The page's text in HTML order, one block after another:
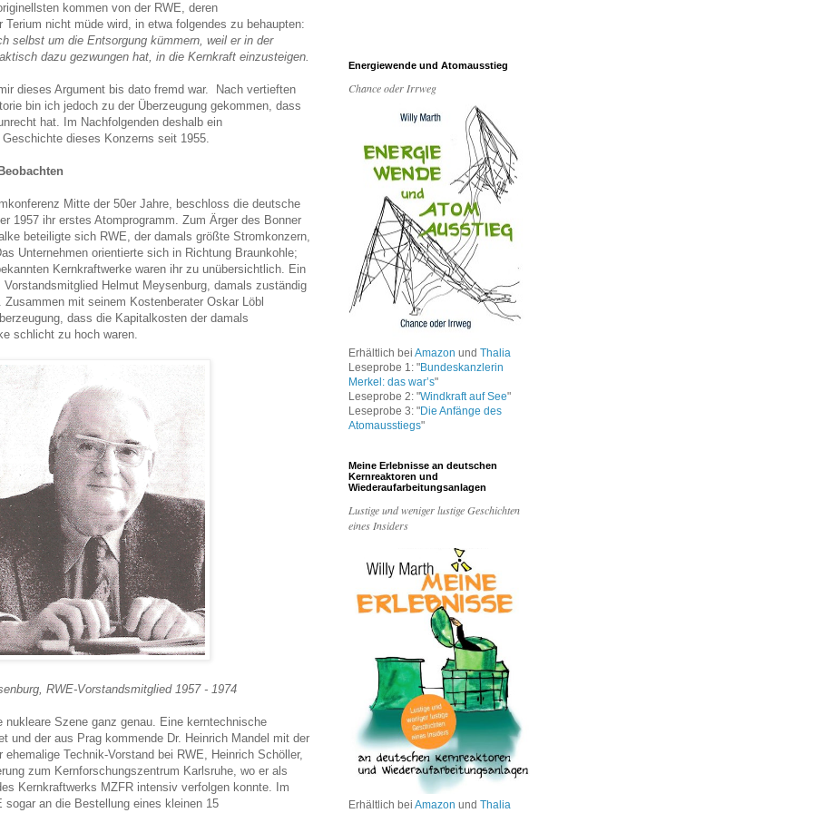
kommen von der RWE, deren
Terium nicht müde wird, in etwa folgendes zu behaupten:
selbst um die Entsorgung kümmern, weil er in der
dazu gezwungen hat, in die Kernkraft einzusteigen.
dieses Argument bis dato fremd war. Nach vertieften
bin ich jedoch zu der Überzeugung gekommen, dass
hat. Im Nachfolgenden deshalb ein
dieses Konzerns seit 1955.
Mitte der 50er Jahre, beschloss die deutsche
1957 ihr erstes Atomprogramm. Zum Ärger des Bonner
beteiligte sich RWE, der damals größte Stromkonzern,
Unternehmen orientierte sich in Richtung Braunkohle;
Kernkraftwerke waren ihr zu unübersichtlich. Ein
Vorstandsmitglied Helmut Meysenburg, damals zuständig
Zusammen mit seinem Kostenberater Oskar Löbl
dass die Kapitalkosten der damals
schlicht zu hoch waren.
RWE-Vorstandsmitglied 1957 - 1974
nukleare Szene ganz genau. Eine kerntechnische
und der aus Prag kommende Dr. Heinrich Mandel mit der
Technik-Vorstand bei RWE, Heinrich Schöller,
zum Kernforschungszentrum Karlsruhe, wo er als
Kernkraftwerks MZFR intensiv verfolgen konnte. Im
sogar an die Bestellung eines kleinen 15
Energiewende und Atomausstieg
Chance oder Irrweg
Erhältlich bei Amazon und Thalia
Leseprobe 1: "Bundeskanzlerin
Merkel: das war’s"
Leseprobe 2: "Windkraft auf See"
Leseprobe 3: "Die Anfänge des
Atomausstiegs"
Meine Erlebnisse an deutschen
Kernreaktoren und
Wiederaufarbeitungsanlagen
Lustige und weniger lustige Geschichten
eines Insiders
Erhältlich bei Amazon und Thalia